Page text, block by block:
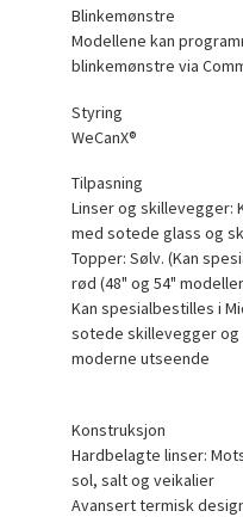
Blinkemønstre
Modellene kan
blinkemønstre via
Styring
WeCanX®
Tilpasning
Linser og skillevegger:
med sotede glass og
Topper: Sølv. (Kan
rød (48" og 54"
Kan spesialbestilles i
sotede skillevegger
moderne utseende
Konstruksjon
Hardbelagte linser:
sol, salt og veikalier
Avansert termisk